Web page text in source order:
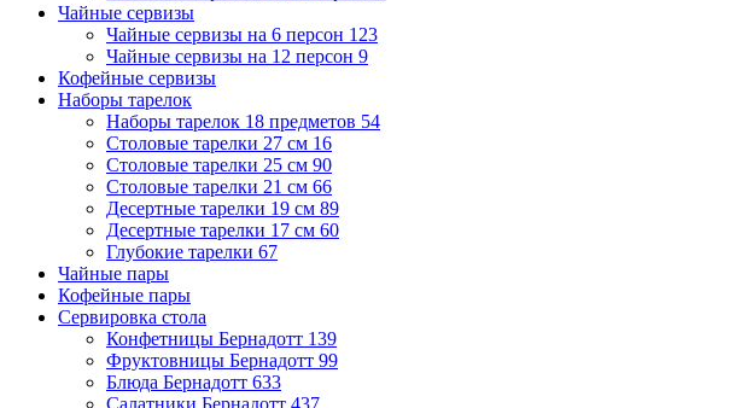
Чайные сервизы
Чайные сервизы на 6 персон 123
Чайные сервизы на 12 персон 9
Кофейные сервизы
Наборы тарелок
Наборы тарелок 18 предметов 54
Столовые тарелки 27 см 16
Столовые тарелки 25 см 90
Столовые тарелки 21 см 66
Десертные тарелки 19 см 89
Десертные тарелки 17 см 60
Глубокие тарелки 67
Чайные пары
Кофейные пары
Сервировка стола
Конфетницы Бернадотт 139
Фруктовницы Бернадотт 99
Блюда Бернадотт 633
Салатники Бернадотт 437